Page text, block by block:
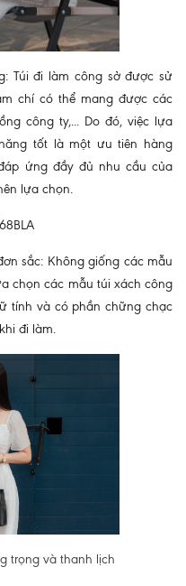
Túi đi làm công sở được sử
chí có thể mang được các
công ty,... Do đó, việc lựa
tốt là một ưu tiên hàng
ứng đầy đủ nhu cầu của
lựa chọn.
sắc: Không giống các mẫu
chọn các mẫu túi xách công
tính và có phần chững chạc
đi làm.
trọng và thanh lịch